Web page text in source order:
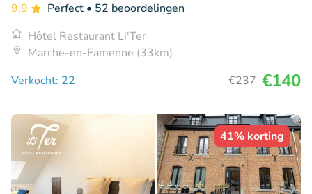
9.9 Perfect • 52 beoordelingen
Hôtel Restaurant Li'Ter
Marche-en-Famenne (33km)
Verkocht: 22
€237 €140
41% korting